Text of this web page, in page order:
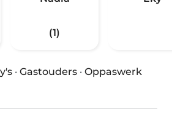
(1)
· Gastouders · Oppaswerk